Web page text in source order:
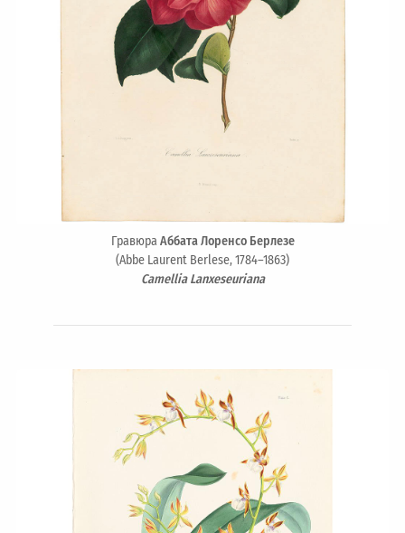
ГравюраАббата Лоренсо Берлезе
(Abbe Laurent Berlese, 1784–1863)
Camellia Lanxeseuriana